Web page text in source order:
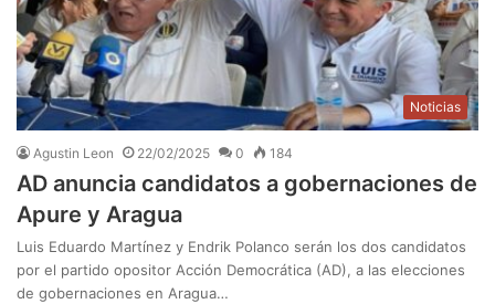
Noticias
Agustin Leon 22/02/2025 0 184
AD anuncia candidatos a gobernaciones de
Apure y Aragua
Luis Eduardo Martínez y Endrik Polanco serán los dos candidatos
por el partido opositor Acción Democrática (AD), a las elecciones
de gobernaciones en Aragua…